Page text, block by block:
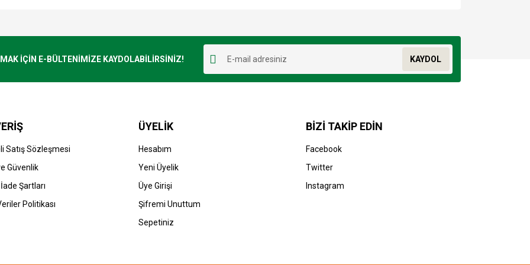
Gönder
İÇİN E-BÜLTENİMİZE KAYDOLABİLİRSİNİZ! KAYDOL
Satış Sözleşmesi
Güvenlik
Şartları
Politikası
ÜYELİK
Hesabım
Yeni Üyelik
Üye Girişi
Şifremi Unuttum
Sepetiniz
BİZİ TAKİP EDİN
Facebook
Twitter
Instagram